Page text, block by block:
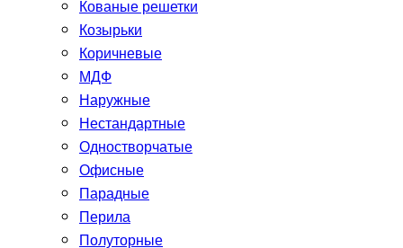
Кованые решетки
Козырьки
Коричневые
МДФ
Наружные
Нестандартные
Одностворчатые
Офисные
Парадные
Перила
Полуторные